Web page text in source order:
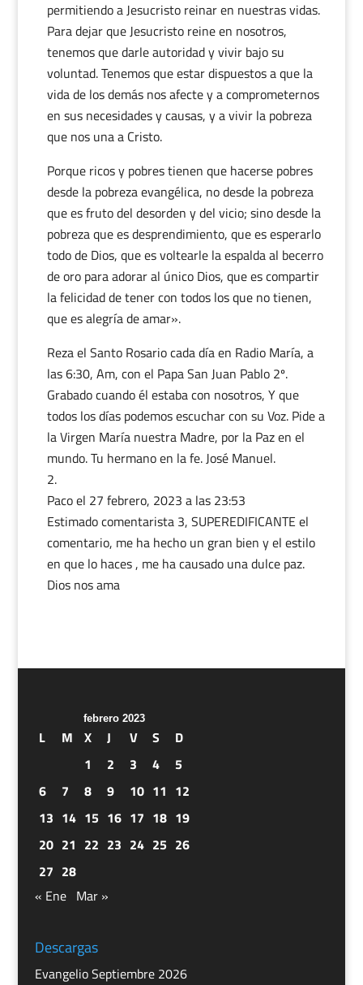
permitiendo a Jesucristo reinar en nuestras vidas.
Para dejar que Jesucristo reine en nosotros,
tenemos que darle autoridad y vivir bajo su
voluntad. Tenemos que estar dispuestos a que la
vida de los demás nos afecte y a comprometernos
en sus necesidades y causas, y a vivir la pobreza
que nos una a Cristo.
Porque ricos y pobres tienen que hacerse pobres
desde la pobreza evangélica, no desde la pobreza
que es fruto del desorden y del vicio; sino desde la
pobreza que es desprendimiento, que es esperarlo
todo de Dios, que es voltearle la espalda al becerro
de oro para adorar al único Dios, que es compartir
la felicidad de tener con todos los que no tienen,
que es alegría de amar».
Reza el Santo Rosario cada día en Radio María, a
las 6:30, Am, con el Papa San Juan Pablo 2º.
Grabado cuando él estaba con nosotros, Y que
todos los días podemos escuchar con su Voz. Pide a
la Virgen María nuestra Madre, por la Paz en el
mundo. Tu hermano en la fe. José Manuel.
Pacoel 27 febrero, 2023 a las 23:53
Estimado comentarista 3, SUPEREDIFICANTE el
comentario, me ha hecho un gran bien y el estilo
en que lo haces , me ha causado una dulce paz.
Dios nos ama
febrero 2023
L M X J V S
D
1
2 3 4
5
6
7 8 9 10 11 12
13 14 15 16 17 18 19
20 21 22 23 24 25 26
27 28
« Ene Mar »
Descargas
Evangelio Septiembre 2026